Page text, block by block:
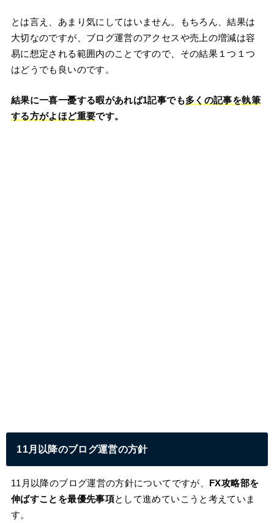
とは言え、あまり気にしてはいません。もちろん、結果は
大切なのですが、ブログ運営のアクセスや売上の増減は容
易に想定される範囲内のことですので、その結果１つ１つ
はどうでも良いのです。
結果に一喜一憂する暇があれば1記事でも多くの記事を執筆
する方がよほど重要です。
11月以降のブログ運営の方針
11月以降のブログ運営の方針についてですが、
FX攻略部を
伸ばすことを最優先事項として進めていこうと考えていま
す。